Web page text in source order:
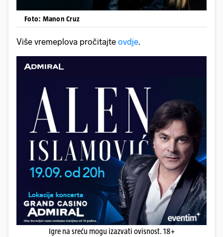
Foto: Manon Cruz
Više vremeplova pročitajte ovdje.
Igre na sreću mogu izazvati ovisnost. 18+